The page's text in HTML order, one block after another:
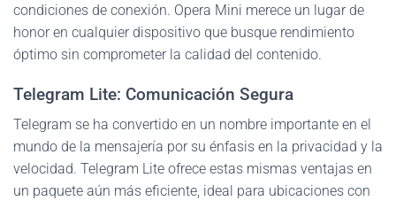
condiciones de conexión. Opera Mini merece un lugar de
honor en cualquier dispositivo que busque rendimiento
óptimo sin comprometer la calidad del contenido.
Telegram Lite: Comunicación Segura
Telegram se ha convertido en un nombre importante en el
mundo de la mensajería por su énfasis en la privacidad y la
velocidad. Telegram Lite ofrece estas mismas ventajas en
un paquete aún más eficiente, ideal para ubicaciones con